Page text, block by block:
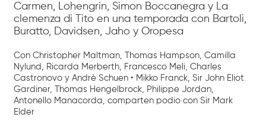
Carmen, Lohengrin, Simon Boccanegra y La
clemenza di Tito en una temporada con Bartoli,
Buratto, Davidsen, Jaho y Oropesa
Con Christopher Maltman, Thomas Hampson, Camilla
Nylund, Ricarda Merberth, Francesco Meli, Charles
Castronovo y Andrè Schuen • Mikko Franck, Sir John Eliot
Gardiner, Thomas Hengelbrock, Philippe Jordan,
Antonello Manacorda, comparten podio con Sir Mark
Elder